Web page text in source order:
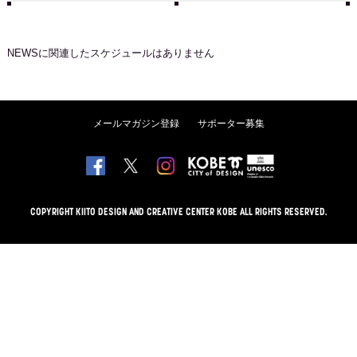
NEWSに関連したスケジュールはありません
メールマガジン登録 サポーター募集
COPYRIGHT KIITO DESIGN AND CREATIVE CENTER KOBE ALL RIGHTS RESERVED.